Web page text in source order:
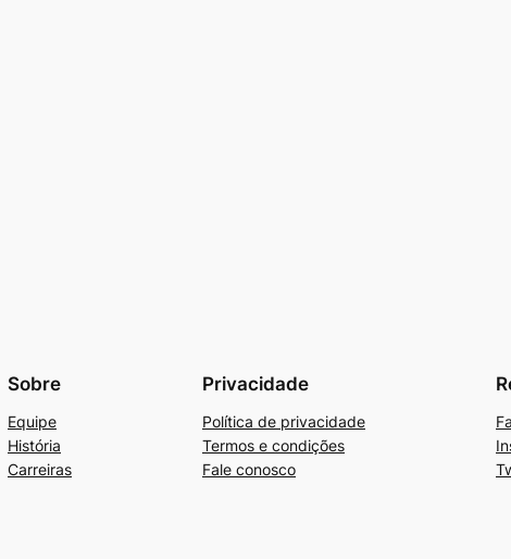
Sobre
Equipe
História
Carreiras
Privacidade
Política de privacidade
Termos e condições
Fale conosco